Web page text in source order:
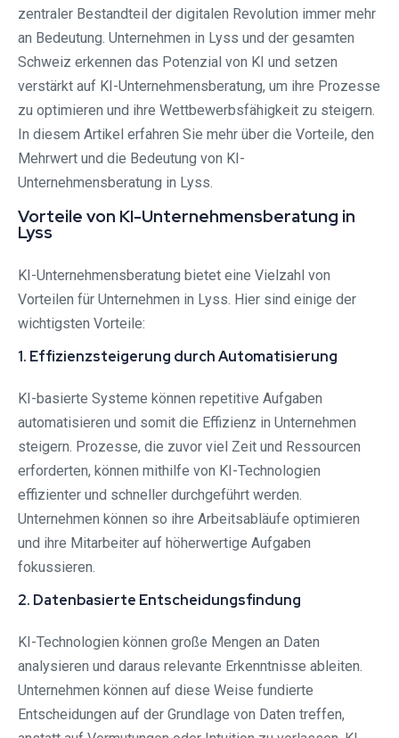
zentraler Bestandteil der digitalen Revolution immer mehr
an Bedeutung. Unternehmen in Lyss und der gesamten
Schweiz erkennen das Potenzial von KI und setzen
verstärkt auf KI-Unternehmensberatung, um ihre Prozesse
zu optimieren und ihre Wettbewerbsfähigkeit zu steigern.
In diesem Artikel erfahren Sie mehr über die Vorteile, den
Mehrwert und die Bedeutung von KI-
Unternehmensberatung in Lyss.
Vorteile von KI-Unternehmensberatung in
Lyss
KI-Unternehmensberatung bietet eine Vielzahl von
Vorteilen für Unternehmen in Lyss. Hier sind einige der
wichtigsten Vorteile:
1. Effizienzsteigerung durch Automatisierung
KI-basierte Systeme können repetitive Aufgaben
automatisieren und somit die Effizienz in Unternehmen
steigern. Prozesse, die zuvor viel Zeit und Ressourcen
erforderten, können mithilfe von KI-Technologien
effizienter und schneller durchgeführt werden.
Unternehmen können so ihre Arbeitsabläufe optimieren
und ihre Mitarbeiter auf höherwertige Aufgaben
fokussieren.
2. Datenbasierte Entscheidungsfindung
KI-Technologien können große Mengen an Daten
analysieren und daraus relevante Erkenntnisse ableiten.
Unternehmen können auf diese Weise fundierte
Entscheidungen auf der Grundlage von Daten treffen,